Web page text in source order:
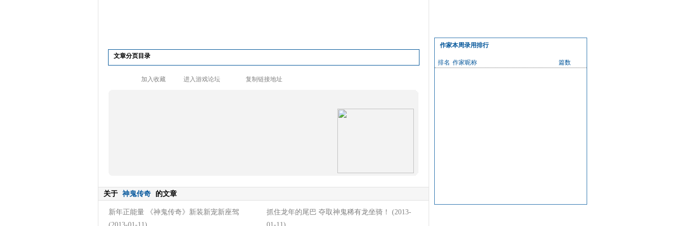
文章分页目录
加入收藏 进入游戏论坛 复制链接地址
关于 神鬼传奇 的文章
新年正能量 《神鬼传奇》新装新宠新座驾
抓住龙年的尾巴 夺取神鬼稀有龙坐骑！
(2013-
作家本周录用排行
篇数
排名 作家昵称